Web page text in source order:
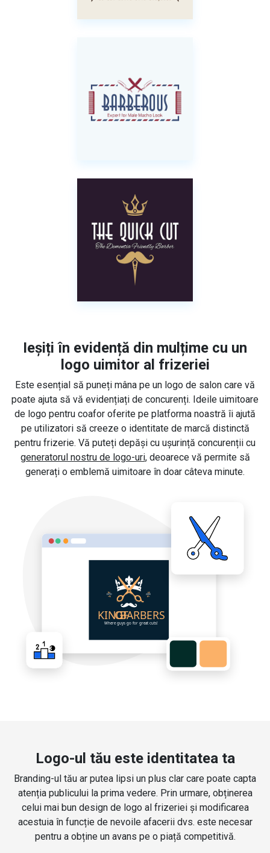
Ieșiți în evidență din mulțime cu un
logo uimitor al frizeriei
Este esențial să puneți mâna pe un logo de salon care vă
poate ajuta să vă evidențiați de concurenți. Ideile uimitoare
de logo pentru coafor oferite pe platforma noastră îi ajută
pe utilizatori să creeze o identitate de marcă distinctă
pentru frizerie. Vă puteți depăși cu ușurință concurenții cu
generatorul nostru de logo-uri, deoarece vă permite să
generați o emblemă uimitoare în doar câteva minute.
Logo-ul tău este identitatea ta
Branding-ul tău ar putea lipsi un plus clar care poate capta
atenția publicului la prima vedere. Prin urmare, obținerea
celui mai bun design de logo al frizeriei și modificarea
acestuia în funcție de nevoile afacerii dvs. este necesar
pentru a obține un avans pe o piață competitivă.